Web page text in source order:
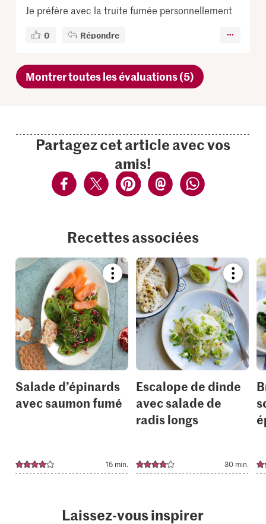
Je préfère avec la truite fumée personnellement
0 Répondre
Montrer toutes les évaluations (5)
Partagez cet article avec vos
amis!
Recettes associées
Bookmark
recipe
or
add
it
to
your
collections.
Salade d’épinards
avec saumon fumé
15 min.
recipe
or
add
it
to
your
Escalope de dinde
avec salade de
radis longs
30 min.
Laissez-vous inspirer